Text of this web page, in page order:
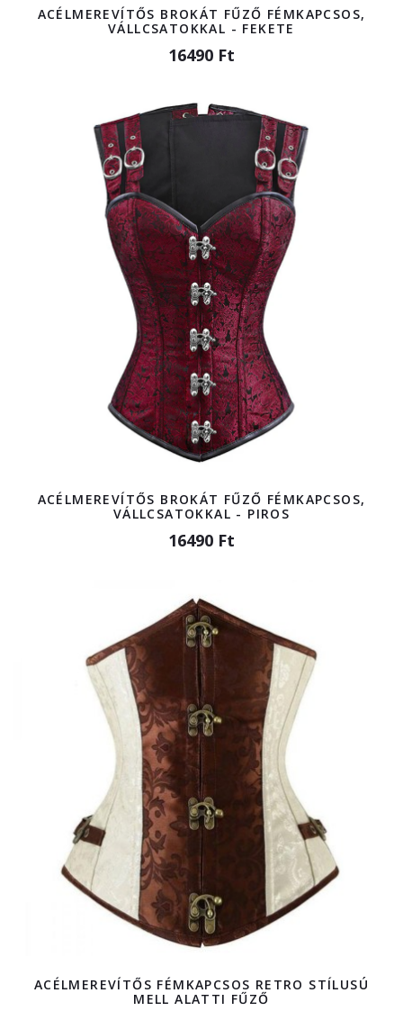
ACÉLMEREVÍTŐS BROKÁT FŰZŐ FÉMKAPCSOS,
VÁLLCSATOKKAL - FEKETE
16490 Ft
ACÉLMEREVÍTŐS BROKÁT FŰZŐ FÉMKAPCSOS,
VÁLLCSATOKKAL - PIROS
16490 Ft
ACÉLMEREVÍTŐS FÉMKAPCSOS RETRO STÍLUSÚ
MELL ALATTI FŰZŐ